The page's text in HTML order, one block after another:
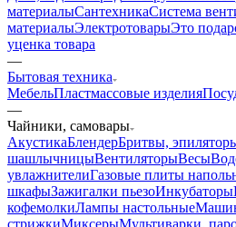
материалыСантехникаСистема
материалыЭлектротоварыЭто
уценка товара
—
Бытовая техника
МебельПластмассовые изделия
—
Чайники, самовары
АкустикаБлендерБритвы,
шашлычницыВентиляторыВесы
увлажнителиГазовые плиты
шкафыЗажигалки пьезоИнкубаторы
кофемолкиЛампы настольные
стрижкиМиксерыМультиварки,